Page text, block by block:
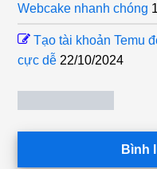
Webcake nhanh chóng
Tạo tài khoản Temu
cực dễ 22/10/2024
Bình